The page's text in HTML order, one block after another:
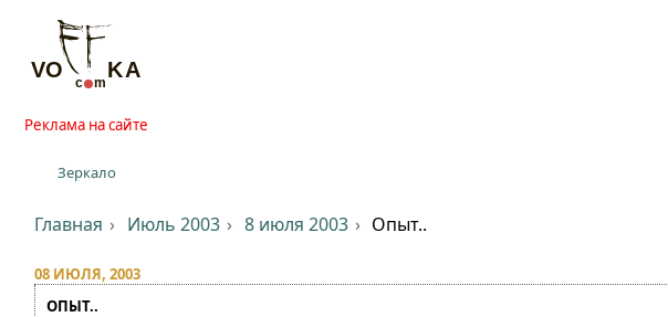
Реклама на сайте
Зеркало
Главная Июль 2003 8 июля 2003 Опыт..
08 ИЮЛЯ, 2003
ОПЫТ..